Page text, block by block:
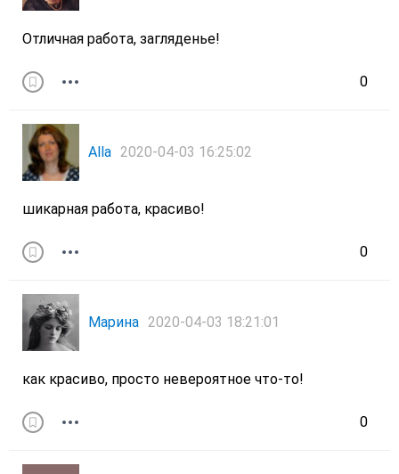
0
Отличная работа, загляденье!
Alla 2020-04-03 16:25:02
0
шикарная работа, красиво!
Марина 2020-04-03 18:21:01
0
как красиво, просто невероятное что-то!